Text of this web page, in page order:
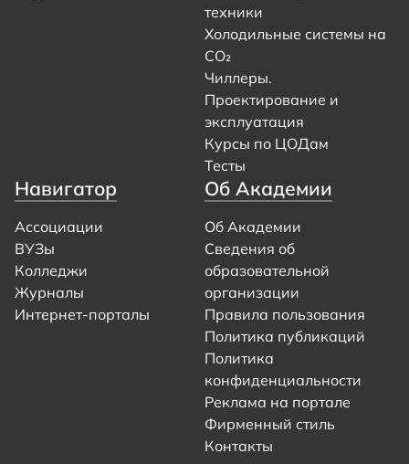
техники
Холодильные системы на
CO₂
Чиллеры.
Проектирование и
эксплуатация
Курсы по ЦОДам
Тесты
Навигатор
Ассоциации
ВУЗы
Колледжи
Журналы
Интернет-порталы
Об Академии
Об Академии
Сведения об
образовательной
организации
Правила пользования
Политика публикаций
Политика
конфиденциальности
Реклама на портале
Фирменный стиль
Контакты